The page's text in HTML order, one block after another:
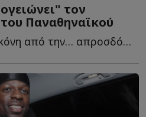
τον
Παναθηναϊκού
Τώρα που έκατσε η σκόνη από την… απροσδόκητη προσθήκη τ...